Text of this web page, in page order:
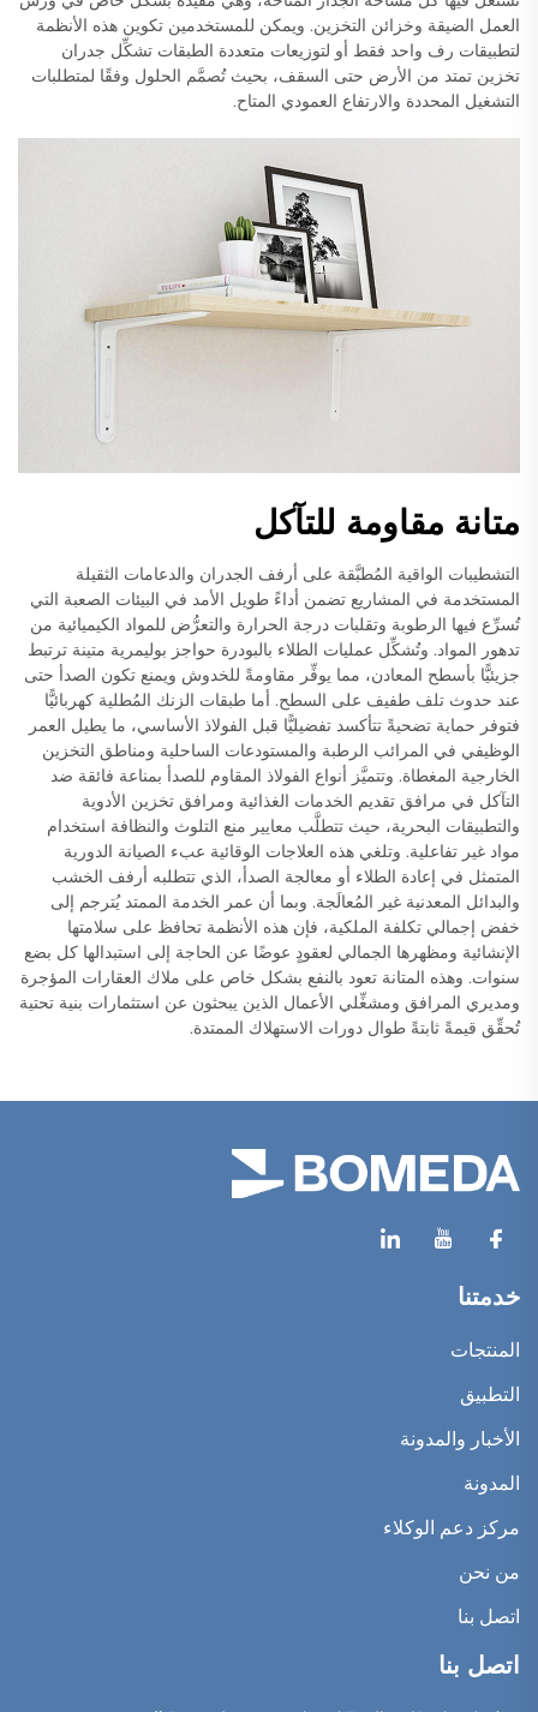
العمل الضيقة وخزائن التخزين. ويمكن للمستخدمين تكوين هذه الأنظمة
لتطبيقات رف واحد فقط أو لتوزيعات متعددة الطبقات تشكِّل جدران
تخزين تمتد من الأرض حتى السقف، بحيث تُصمَّم الحلول وفقًا لمتطلبات
التشغيل المحددة والارتفاع العمودي المتاح.
متانة مقاومة للتآكل
التشطيبات الواقية المُطبَّقة على أرفف الجدران والدعامات الثقيلة
المستخدمة في المشاريع تضمن أداءً طويل الأمد في البيئات الصعبة التي
تُسرِّع فيها الرطوبة وتقلبات درجة الحرارة والتعرُّض للمواد الكيميائية من
تدهور المواد. وتُشكِّل عمليات الطلاء بالبودرة حواجز بوليمرية متينة ترتبط
جزيئيًّا بأسطح المعادن، مما يوفِّر مقاومةً للخدوش ويمنع تكون الصدأ حتى
عند حدوث تلف طفيف على السطح. أما طبقات الزنك المُطلية كهربائيًّا
فتوفر حماية تضحيةً تتأكسد تفضيليًّا قبل الفولاذ الأساسي، ما يطيل العمر
الوظيفي في المرائب الرطبة والمستودعات الساحلية ومناطق التخزين
الخارجية المغطاة. وتتميَّز أنواع الفولاذ المقاوم للصدأ بمناعة فائقة ضد
التآكل في مرافق تقديم الخدمات الغذائية ومرافق تخزين الأدوية
والتطبيقات البحرية، حيث تتطلَّب معايير منع التلوث والنظافة استخدام
مواد غير تفاعلية. وتلغي هذه العلاجات الوقائية عبء الصيانة الدورية
المتمثل في إعادة الطلاء أو معالجة الصدأ، الذي تتطلبه أرفف الخشب
والبدائل المعدنية غير المُعالَجة. وبما أن عمر الخدمة الممتد يُترجم إلى
خفض إجمالي تكلفة الملكية، فإن هذه الأنظمة تحافظ على سلامتها
الإنشائية ومظهرها الجمالي لعقودٍ عوضًا عن الحاجة إلى استبدالها كل بضع
سنوات. وهذه المتانة تعود بالنفع بشكل خاص على ملاك العقارات المؤجرة
ومديري المرافق ومشغِّلي الأعمال الذين يبحثون عن استثمارات بنية تحتية
تُحقِّق قيمةً ثابتةً طوال دورات الاستهلاك الممتدة.
خدمتنا
المنتجات
التطبيق
الأخبار والمدونة
المدونة
مركز دعم الوكلاء
من نحن
اتصل بنا
اتصل بنا